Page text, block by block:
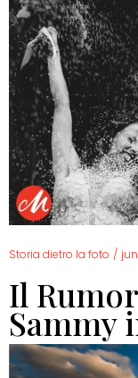
Storia dietro la foto /
Il
Sammy